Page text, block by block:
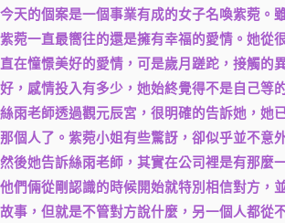
今天的個案是一個事業有成的女子名喚紫菀。
紫菀一直最嚮往的還是擁有幸福的愛情。她從
直在憧憬美好的愛情，可是歲月蹉跎，接觸的
好，感情投入有多少，她始終覺得不是自己等
絲雨老師透過觀元辰宮，很明確的告訴她，她
那個人了。紫菀小姐有些驚訝，卻似乎並不意
然後她告訴絲雨老師，其實在公司裡是有那麼
他們倆從剛認識的時候開始就特別相信對方，
故事，但就是不管對方說什麼，另一個人都從